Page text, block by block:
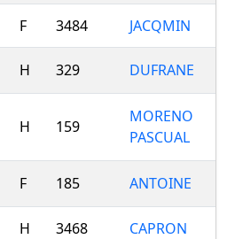
F 3484 JACQMIN
H 329 DUFRANE
H 159
MORENO
PASCUAL
F 185 ANTOINE
H 3468 CAPRON